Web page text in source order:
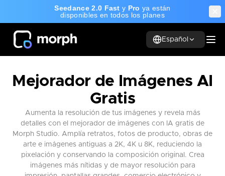
Seedance 2.0 Fast y Pro ya están
disponibles en todos los planes
Español
Mejorador de Imágenes AI
Gratis
Aumenta la resolución de tus imágenes y revela más
detalles con el mejorador de imágenes con IA gratis de
Morph Studio. Amplía retratos, fotos de producto, obras de
arte e imágenes antiguas a 2K, 4K u 8K, reduciendo la
pixelación y conservando la composición original. Crea
imágenes más nítidas y de mayor resolución para